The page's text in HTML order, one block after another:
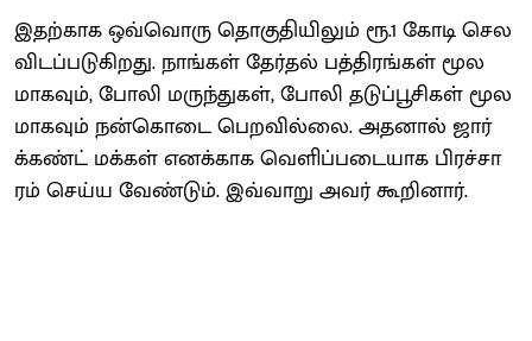
இதற்​காக ஒவ்​வொரு தொகு​தி​யிலும்​ ரூ.1 கோடி செல​
விடப்​படு​கிறது. நாங்​கள்​ தேர்​தல்​ ப​த்​திரங்​கள்​ மூல​
மாக​வும்​, ​போலி மருந்​துகள்​, ​போலி தடு​ப்​பூசிகள்​ மூல​
மாகவும் நன்​கொடை பெற​வில்​லை. அத​னால்​ ஜார்​
க்கண்​ட்​ மக்கள்​ எனக்​காக வெளிப்​படை​யாக பிரச்​சா​
ரம்​ செய்​ய வேண்​டும்​​. இவ்​வாறு அவர் கூறி​னார்​.